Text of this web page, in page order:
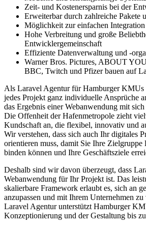
Zeit- und Kostenersparnis bei der
Erweiterbar durch zahlreiche Pakete
Möglichkeit zur einfachen
Hohe Verbreitung und große
Entwicklergemeinschaft
Effiziente Datenverwaltung und -
Warner Bros. Pictures, ABOUT
BBC, Twitch und Pfizer bauen auf
Als Laravel Agentur für Hamburger KMUs
jedes Projekt ganz individuelle Ansprüche
das Ergebnis einer Webanwendung mit
Die Offenheit der Hafenmetropole zieht
Kundschaft an, die flexibel, innovativ und
Wir verstehen, dass sich auch Ihr digitales
orientieren muss, damit Sie Ihre Zielgruppe
binden können und Ihre Geschäftsziele
Deshalb sind wir davon überzeugt, dass
Webanwendung für Ihr Projekt ist. Das
skalierbare Framework erlaubt es, sich an
anzupassen und mit Ihrem Unternehmen zu
Laravel Agentur unterstützt Hamburger
Konzeptionierung und der Gestaltung bis